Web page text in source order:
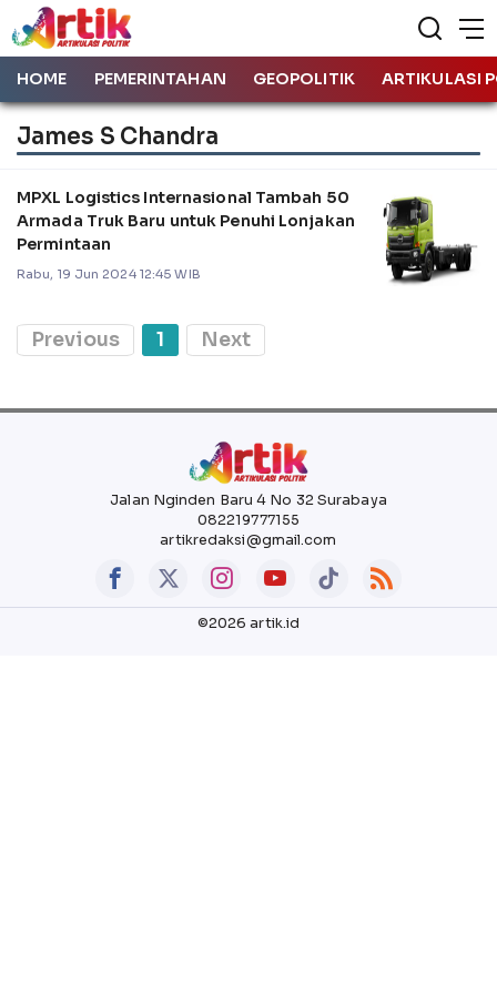
HOME PEMERINTAHAN GEOPOLITIK ARTIKULASI
James S Chandra
MPXL Logistics Internasional Tambah 50
Armada Truk Baru untuk Penuhi Lonjakan
Permintaan
Rabu, 19 Jun 2024 12:45 WIB
Previous 1 Next
Jalan Nginden Baru 4 No 32 Surabaya
082219777155
artikredaksi@gmail.com
©2026 artik.id